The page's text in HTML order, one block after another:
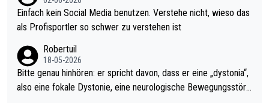
r war doch neulich erst derjenige, der über Social Media GvV p
rovoziert hat. Und Littlers Mutter schießt öfters mal gegen Ric
Einfach kein Social Media benutzen. Verstehe nicht, wieso das
als Profisportler so schwer zu verstehen ist
Robertuil
18-05-2026
Bitte genau hinhören: er spricht davon, dass er eine „dystonia“,
also eine fokale Dystonie, eine neurologische Bewegungsstöru